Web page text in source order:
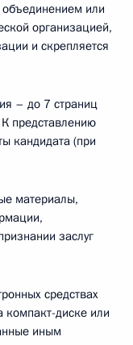
или
организацией,
и скрепляется
– до 7 страниц
представлению
кандидата (при
материалы,
заслуг
средствах
диске или
иным